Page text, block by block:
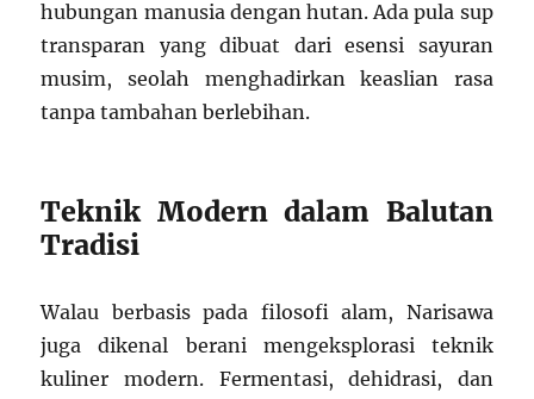
hubungan manusia dengan hutan. Ada pula sup
transparan yang dibuat dari esensi sayuran
musim, seolah menghadirkan keaslian rasa
tanpa tambahan berlebihan.
Teknik Modern dalam Balutan
Tradisi
Walau berbasis pada filosofi alam, Narisawa
juga dikenal berani mengeksplorasi teknik
kuliner modern. Fermentasi, dehidrasi, dan